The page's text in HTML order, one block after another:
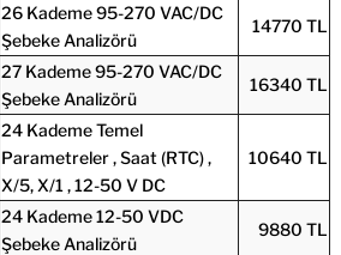
26 Kademe 95-270 VAC/DC
Şebeke Analizörü
14770 TL
27 Kademe 95-270 VAC/DC
Şebeke Analizörü
16340 TL
24 Kademe Temel
Parametreler , Saat (RTC) ,
X/5, X/1 , 12-50 V DC
10640 TL
24 Kademe 12-50 VDC
Şebeke Analizörü
9880 TL